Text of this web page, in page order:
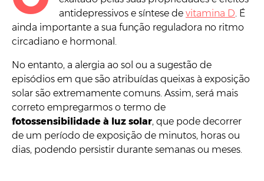
antidepressivos e síntese de vitamina D. É
ainda importante a sua função reguladora no ritmo
circadiano e hormonal.
No entanto, a alergia ao sol ou a sugestão de
episódios em que são atribuídas queixas à exposição
solar são extremamente comuns. Assim, será mais
correto empregarmos o termo de
fotossensibilidade à luz solar, que pode decorrer
de um período de exposição de minutos, horas ou
dias, podendo persistir durante semanas ou meses.